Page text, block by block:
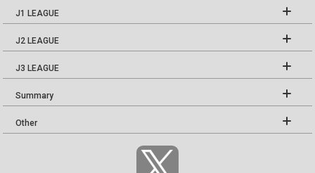
J1 LEAGUE
J2 LEAGUE
J3 LEAGUE
Summary
Other